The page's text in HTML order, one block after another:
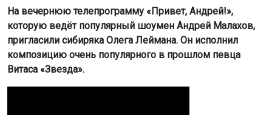
На вечернюю телепрограмму «Привет, Андрей!»,
которую ведёт популярный шоумен Андрей Малахов,
пригласили сибиряка Олега Леймана. Он исполнил
композицию очень популярного в прошлом певца
Витаса «Звезда».